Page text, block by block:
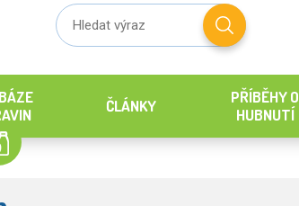
ČLÁNKY
PŘÍBĚHY O
HUBNUTÍ